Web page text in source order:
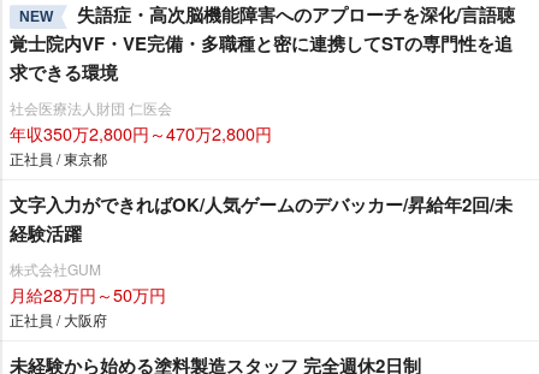
NEW
失語症・高次脳機能障害へのアプローチを深化/言語聴
覚士院内VF・VE完備・多職種と密に連携してSTの専門性を追
求できる環境
社会医療法人財団 仁医会
年収350万2,800円～470万2,800円
正社員 / 東京都
文字入力ができればOK/人気ゲームのデバッカー/昇給年2回/未
経験活躍
株式会社GUM
月給28万円～50万円
正社員 / 大阪府
未経験から始める塗料製造スタッフ 完全週休2日制